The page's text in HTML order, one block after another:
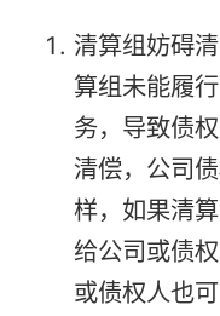
清算组妨碍
算组未能履
务，导致债
清偿，公司
样，如果清
给公司或债
或债权人也